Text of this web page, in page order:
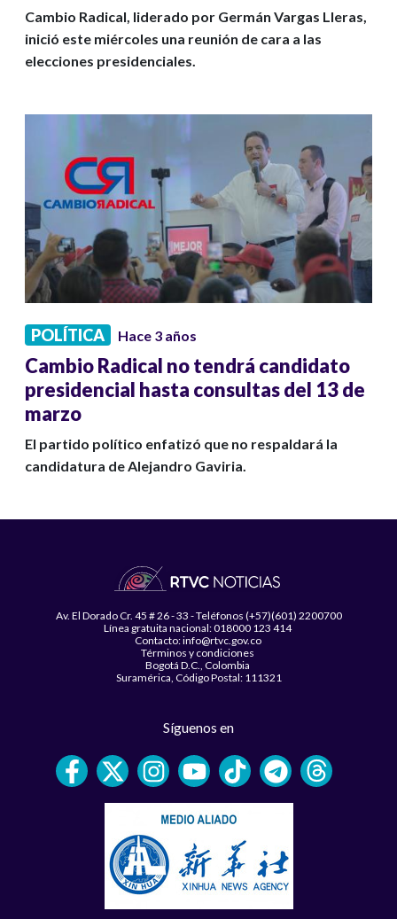
Cambio Radical, liderado por Germán Vargas Lleras,
inició este miércoles una reunión de cara a las
elecciones presidenciales.
POLÍTICA Hace 3 años
Cambio Radical no tendrá candidato
presidencial hasta consultas del 13 de
marzo
El partido político enfatizó que no respaldará la
candidatura de Alejandro Gaviria.
Av. El Dorado Cr. 45 # 26 - 33 - Teléfonos (+57)(601) 2200700
Línea gratuita nacional: 018000 123 414
Contacto: info@rtvc.gov.co
Términos y condiciones
Bogotá D.C., Colombia
Suramérica, Código Postal: 111321
Síguenos en